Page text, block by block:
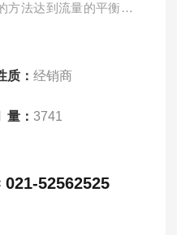
方法达到流量的平衡，
质：经销商
量：3741
021-52562525